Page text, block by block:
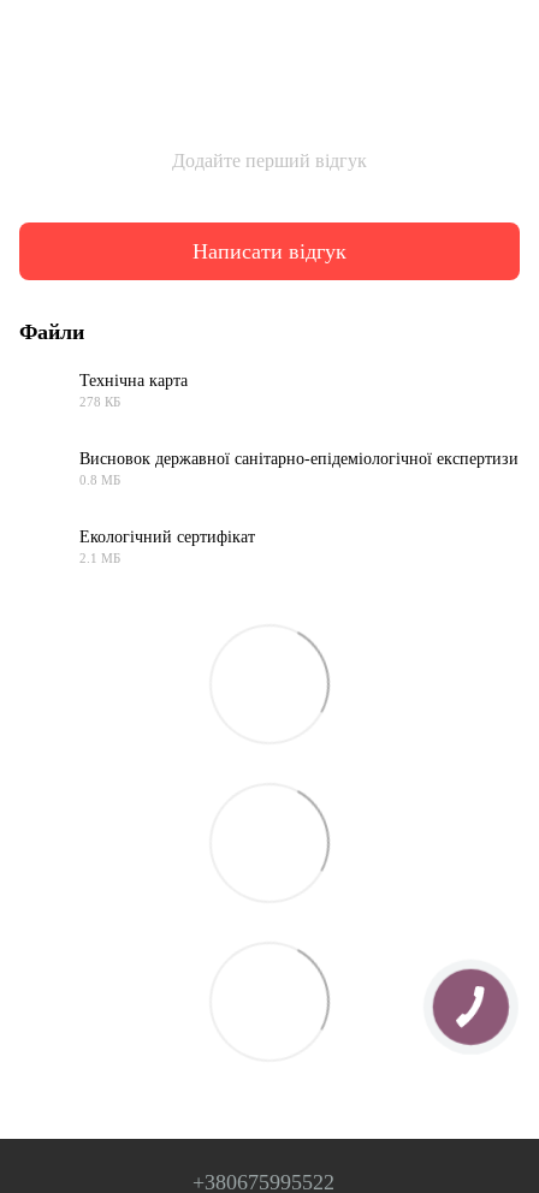
Додайте перший відгук
Написати відгук
Файли
Технічна карта
278 КБ
Висновок державної санітарно-епідеміологічної експертизи
0.8 МБ
Екологічний сертифікат
2.1 МБ
+380675995522